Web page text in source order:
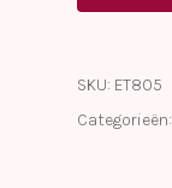
SKU: ET805
Categorieën: